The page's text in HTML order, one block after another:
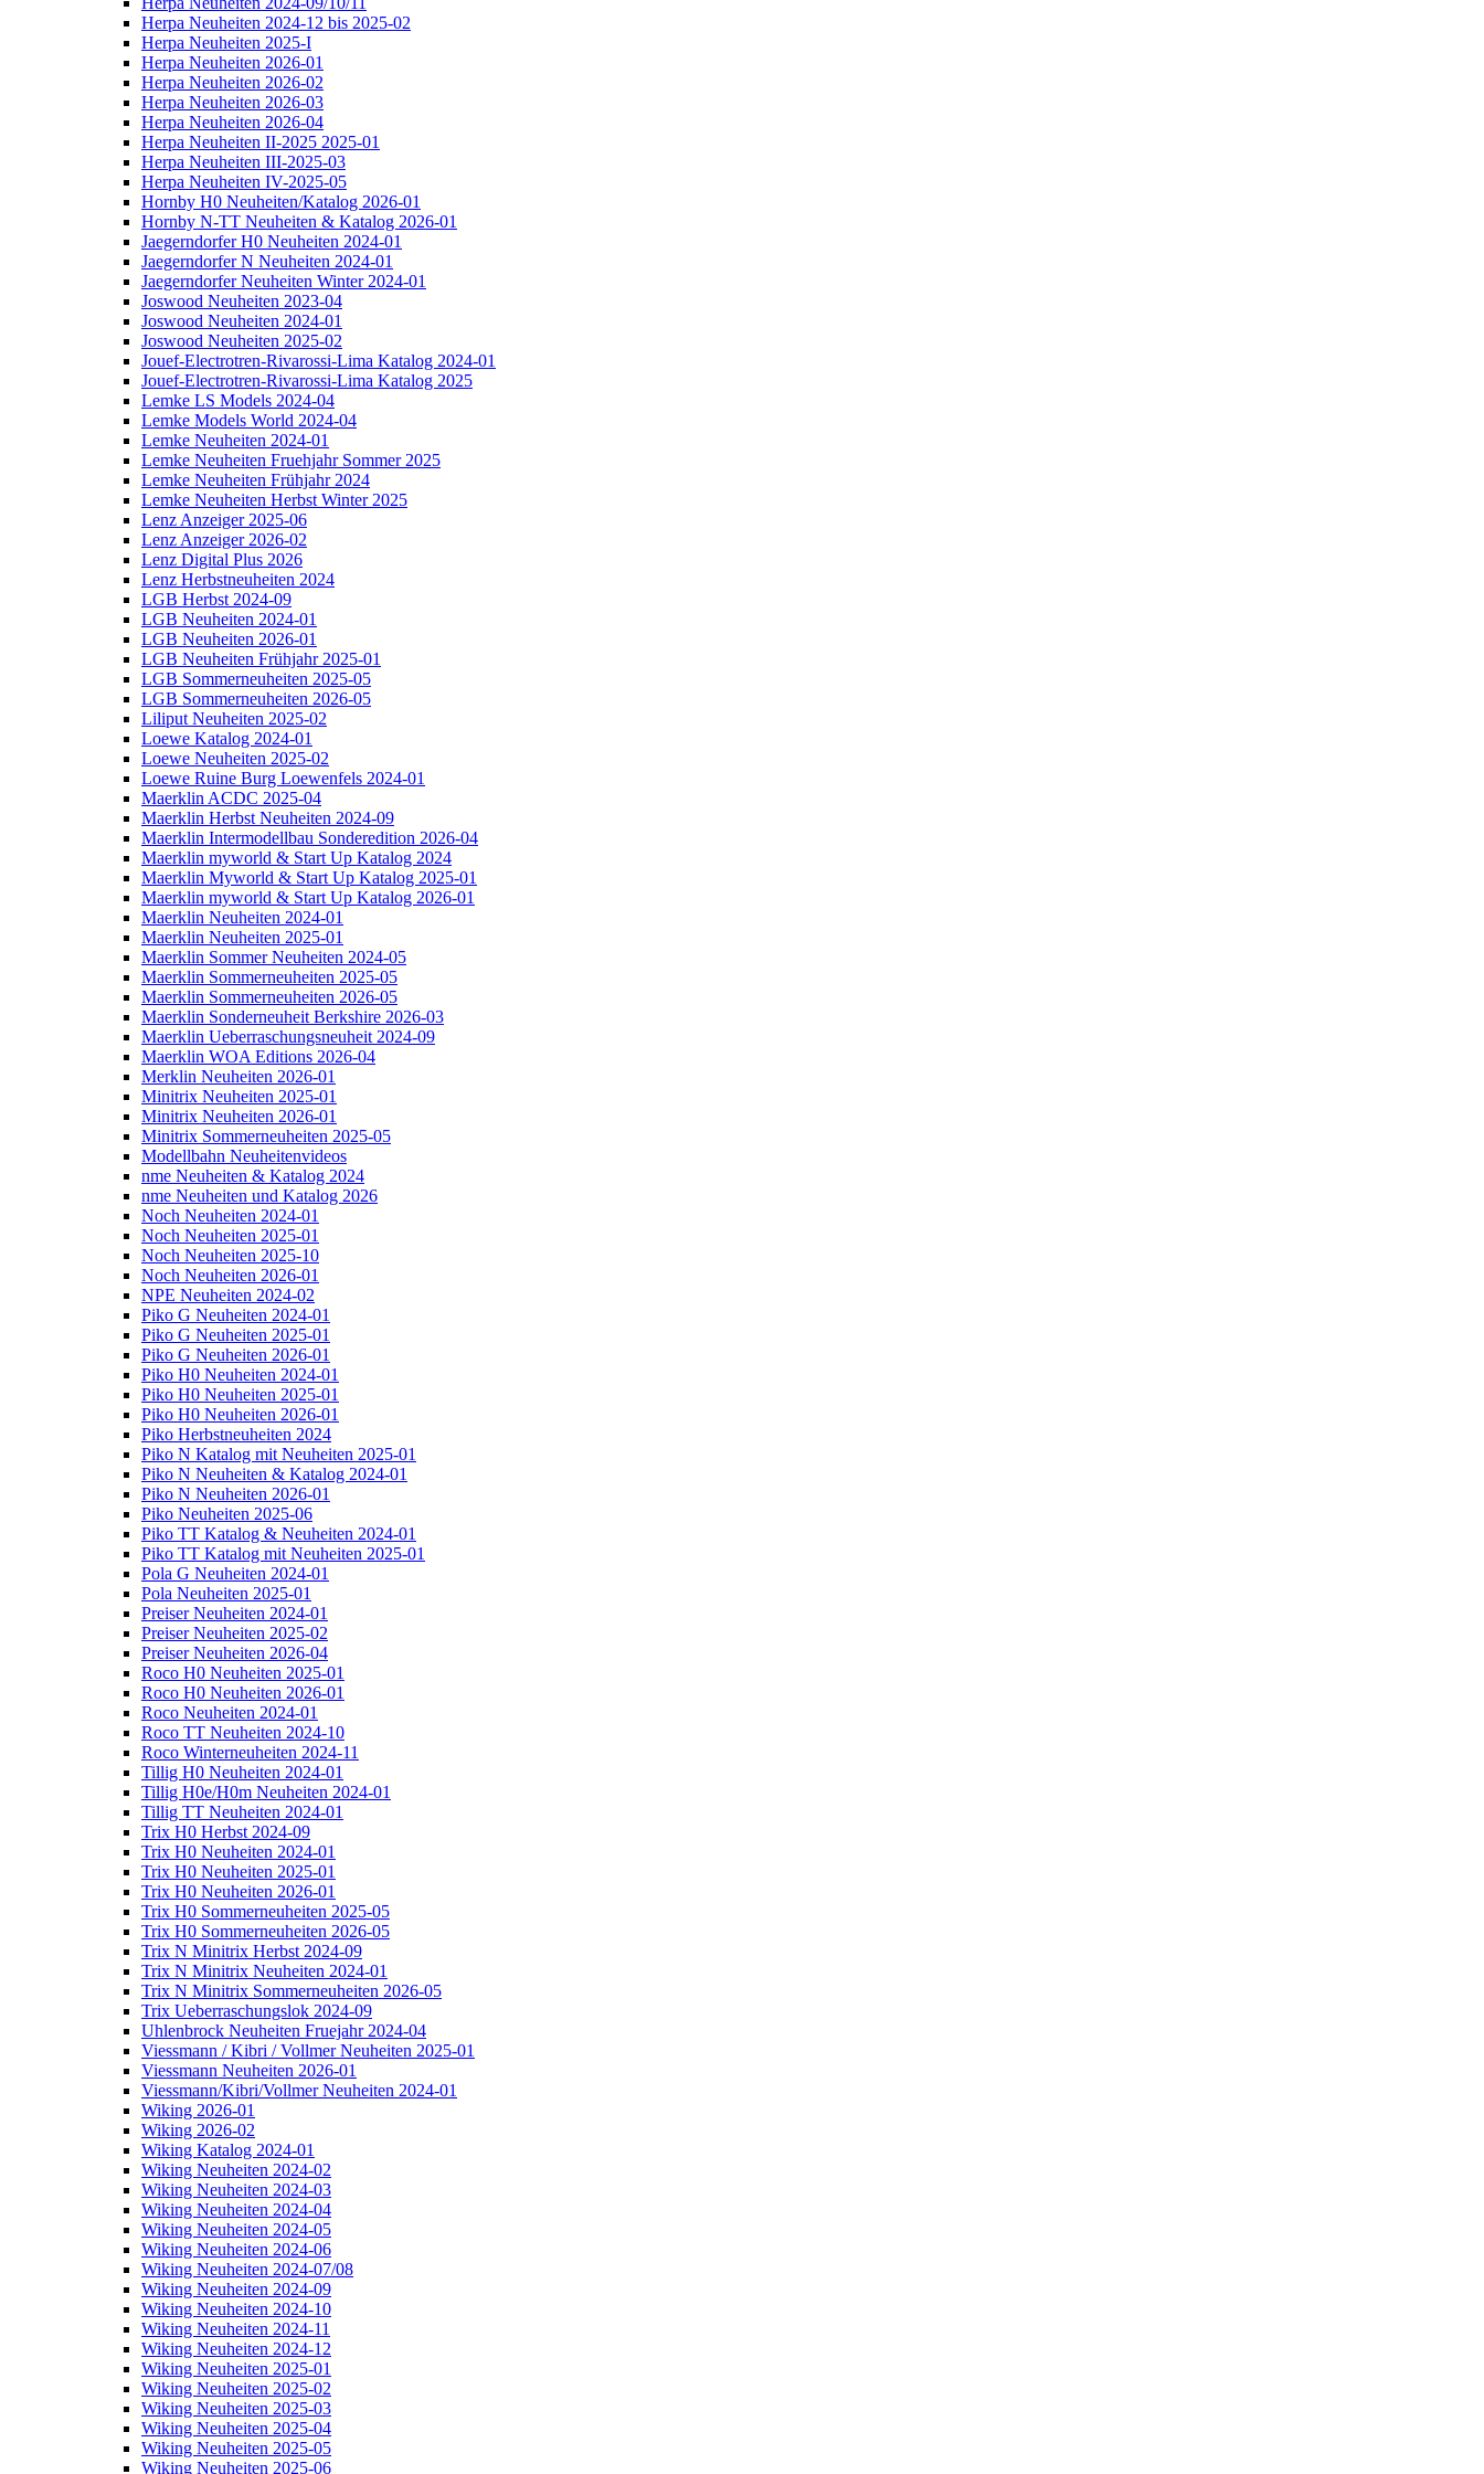
Herpa Neuheiten 2024-12 bis 2025-02
Herpa Neuheiten 2025-I
Herpa Neuheiten 2026-01
Herpa Neuheiten 2026-02
Herpa Neuheiten 2026-03
Herpa Neuheiten 2026-04
Herpa Neuheiten II-2025 2025-01
Herpa Neuheiten III-2025-03
Herpa Neuheiten IV-2025-05
Hornby H0 Neuheiten/Katalog 2026-01
Hornby N-TT Neuheiten & Katalog 2026-01
Jaegerndorfer H0 Neuheiten 2024-01
Jaegerndorfer N Neuheiten 2024-01
Jaegerndorfer Neuheiten Winter 2024-01
Joswood Neuheiten 2023-04
Joswood Neuheiten 2024-01
Joswood Neuheiten 2025-02
Jouef-Electrotren-Rivarossi-Lima Katalog 2024-01
Jouef-Electrotren-Rivarossi-Lima Katalog 2025
Lemke LS Models 2024-04
Lemke Models World 2024-04
Lemke Neuheiten 2024-01
Lemke Neuheiten Fruehjahr Sommer 2025
Lemke Neuheiten Frühjahr 2024
Lemke Neuheiten Herbst Winter 2025
Lenz Anzeiger 2025-06
Lenz Anzeiger 2026-02
Lenz Digital Plus 2026
Lenz Herbstneuheiten 2024
LGB Herbst 2024-09
LGB Neuheiten 2024-01
LGB Neuheiten 2026-01
LGB Neuheiten Frühjahr 2025-01
LGB Sommerneuheiten 2025-05
LGB Sommerneuheiten 2026-05
Liliput Neuheiten 2025-02
Loewe Katalog 2024-01
Loewe Neuheiten 2025-02
Loewe Ruine Burg Loewenfels 2024-01
Maerklin ACDC 2025-04
Maerklin Herbst Neuheiten 2024-09
Maerklin Intermodellbau Sonderedition 2026-04
Maerklin myworld & Start Up Katalog 2024
Maerklin Myworld & Start Up Katalog 2025-01
Maerklin myworld & Start Up Katalog 2026-01
Maerklin Neuheiten 2024-01
Maerklin Neuheiten 2025-01
Maerklin Sommer Neuheiten 2024-05
Maerklin Sommerneuheiten 2025-05
Maerklin Sommerneuheiten 2026-05
Maerklin Sonderneuheit Berkshire 2026-03
Maerklin Ueberraschungsneuheit 2024-09
Maerklin WOA Editions 2026-04
Merklin Neuheiten 2026-01
Minitrix Neuheiten 2025-01
Minitrix Neuheiten 2026-01
Minitrix Sommerneuheiten 2025-05
Modellbahn Neuheitenvideos
nme Neuheiten & Katalog 2024
nme Neuheiten und Katalog 2026
Noch Neuheiten 2024-01
Noch Neuheiten 2025-01
Noch Neuheiten 2025-10
Noch Neuheiten 2026-01
NPE Neuheiten 2024-02
Piko G Neuheiten 2024-01
Piko G Neuheiten 2025-01
Piko G Neuheiten 2026-01
Piko H0 Neuheiten 2024-01
Piko H0 Neuheiten 2025-01
Piko H0 Neuheiten 2026-01
Piko Herbstneuheiten 2024
Piko N Katalog mit Neuheiten 2025-01
Piko N Neuheiten & Katalog 2024-01
Piko N Neuheiten 2026-01
Piko Neuheiten 2025-06
Piko TT Katalog & Neuheiten 2024-01
Piko TT Katalog mit Neuheiten 2025-01
Pola G Neuheiten 2024-01
Pola Neuheiten 2025-01
Preiser Neuheiten 2024-01
Preiser Neuheiten 2025-02
Preiser Neuheiten 2026-04
Roco H0 Neuheiten 2025-01
Roco H0 Neuheiten 2026-01
Roco Neuheiten 2024-01
Roco TT Neuheiten 2024-10
Roco Winterneuheiten 2024-11
Tillig H0 Neuheiten 2024-01
Tillig H0e/H0m Neuheiten 2024-01
Tillig TT Neuheiten 2024-01
Trix H0 Herbst 2024-09
Trix H0 Neuheiten 2024-01
Trix H0 Neuheiten 2025-01
Trix H0 Neuheiten 2026-01
Trix H0 Sommerneuheiten 2025-05
Trix H0 Sommerneuheiten 2026-05
Trix N Minitrix Herbst 2024-09
Trix N Minitrix Neuheiten 2024-01
Trix N Minitrix Sommerneuheiten 2026-05
Trix Ueberraschungslok 2024-09
Uhlenbrock Neuheiten Fruejahr 2024-04
Viessmann / Kibri / Vollmer Neuheiten 2025-01
Viessmann Neuheiten 2026-01
Viessmann/Kibri/Vollmer Neuheiten 2024-01
Wiking 2026-01
Wiking 2026-02
Wiking Katalog 2024-01
Wiking Neuheiten 2024-02
Wiking Neuheiten 2024-03
Wiking Neuheiten 2024-04
Wiking Neuheiten 2024-05
Wiking Neuheiten 2024-06
Wiking Neuheiten 2024-07/08
Wiking Neuheiten 2024-09
Wiking Neuheiten 2024-10
Wiking Neuheiten 2024-11
Wiking Neuheiten 2024-12
Wiking Neuheiten 2025-01
Wiking Neuheiten 2025-02
Wiking Neuheiten 2025-03
Wiking Neuheiten 2025-04
Wiking Neuheiten 2025-05
Wiking Neuheiten 2025-06